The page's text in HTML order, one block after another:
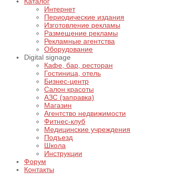
Интернет
Периодические издания
Изготовление рекламы
Размещение рекламы
Рекламные агентства
Оборудование
Digital signage
Кафе, бар, ресторан
Гостиница, отель
Бизнес-центр
Салон красоты
АЗС (заправка)
Магазин
Агентство недвижимости
Фитнес-клуб
Медицинские учреждения
Подъезд
Школа
Инструкции
Форум
Контакты